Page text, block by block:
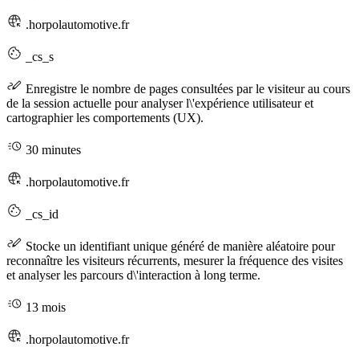
.horpolautomotive.fr
_cs_s
Enregistre le nombre de pages consultées par le visiteur au cours
de la session actuelle pour analyser l\'expérience utilisateur et
cartographier les comportements (UX).
30 minutes
.horpolautomotive.fr
_cs_id
Stocke un identifiant unique généré de manière aléatoire pour
reconnaître les visiteurs récurrents, mesurer la fréquence des visites
et analyser les parcours d\'interaction à long terme.
13 mois
.horpolautomotive.fr